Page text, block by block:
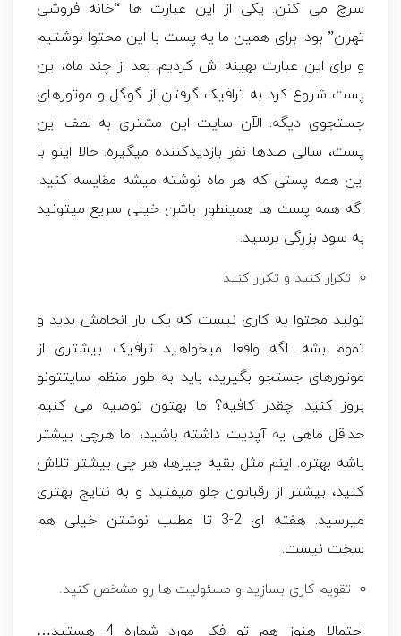
سرچ می کنن. یکی از این عبارت ها “خانه فروشی
تهران” بود. برای همین ما یه پست با این محتوا نوشتیم
و برای این عبارت بهینه اش کردیم. بعد از چند ماه، این
پست شروع کرد به ترافیک گرفتن از گوگل و موتورهای
جستجوی دیگه. الآن سایت این مشتری به لطف این
پست، سالی صدها نفر بازدیدکننده میگیره. حالا اینو با
این همه پستی که هر ماه نوشته میشه مقایسه کنید.
اگه همه پست ها همینطور باشن خیلی سریع میتونید
به سود بزرگی برسید.
تکرار کنید و تکرار کنید
تولید محتوا یه کاری نیست که یک بار انجامش بدید و
تموم بشه. اگه واقعا میخواهید ترافیک بیشتری از
موتورهای جستجو بگیرید، باید به طور منظم سایتتونو
بروز کنید. چقدر کافیه؟ ما بهتون توصیه می کنیم
حداقل ماهی یه آپدیت داشته باشید، اما هرچی بیشتر
باشه بهتره. اینم مثل بقیه چیزها، هر چی بیشتر تلاش
کنید، بیشتر از رقباتون جلو میفتید و به نتایج بهتری
میرسید. هفته ای 2-3 تا مطلب نوشتن خیلی هم
سخت نیست.
تقویم کاری بسازید و مسئولیت ها رو مشخص کنید.
احتمالا هنوز هم تو فکر مورد شماره 4 هستید…